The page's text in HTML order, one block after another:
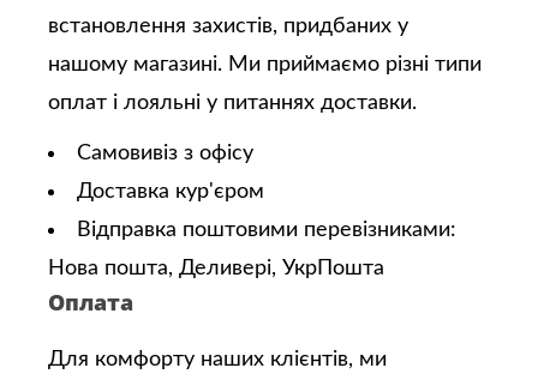
встановлення захистів, придбаних у
нашому магазині. Ми приймаємо різні типи
оплат і лояльні у питаннях доставки.
Самовивіз з офісу
Доставка кур'єром
Відправка поштовими перевізниками:
Нова пошта, Деливері, УкрПошта
Оплата
Для комфорту наших клієнтів, ми